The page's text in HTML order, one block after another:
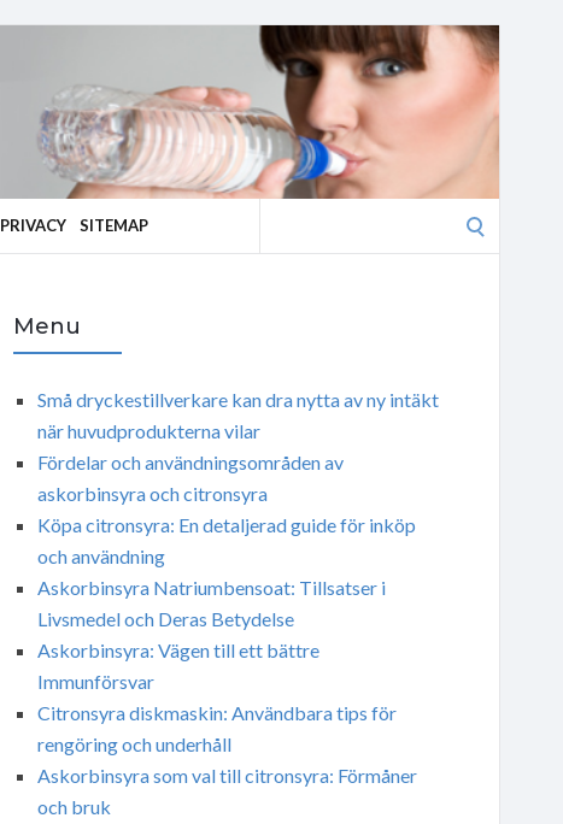
PRIVACY SITEMAP
Menu
Små dryckestillverkare kan dra nytta av ny intäkt
när huvudprodukterna vilar
Fördelar och användningsområden av
askorbinsyra och citronsyra
Köpa citronsyra: En detaljerad guide för inköp
och användning
Askorbinsyra Natriumbensoat: Tillsatser i
Livsmedel och Deras Betydelse
Askorbinsyra: Vägen till ett bättre
Immunförsvar
Citronsyra diskmaskin: Användbara tips för
rengöring och underhåll
Askorbinsyra som val till citronsyra: Förmåner
och bruk